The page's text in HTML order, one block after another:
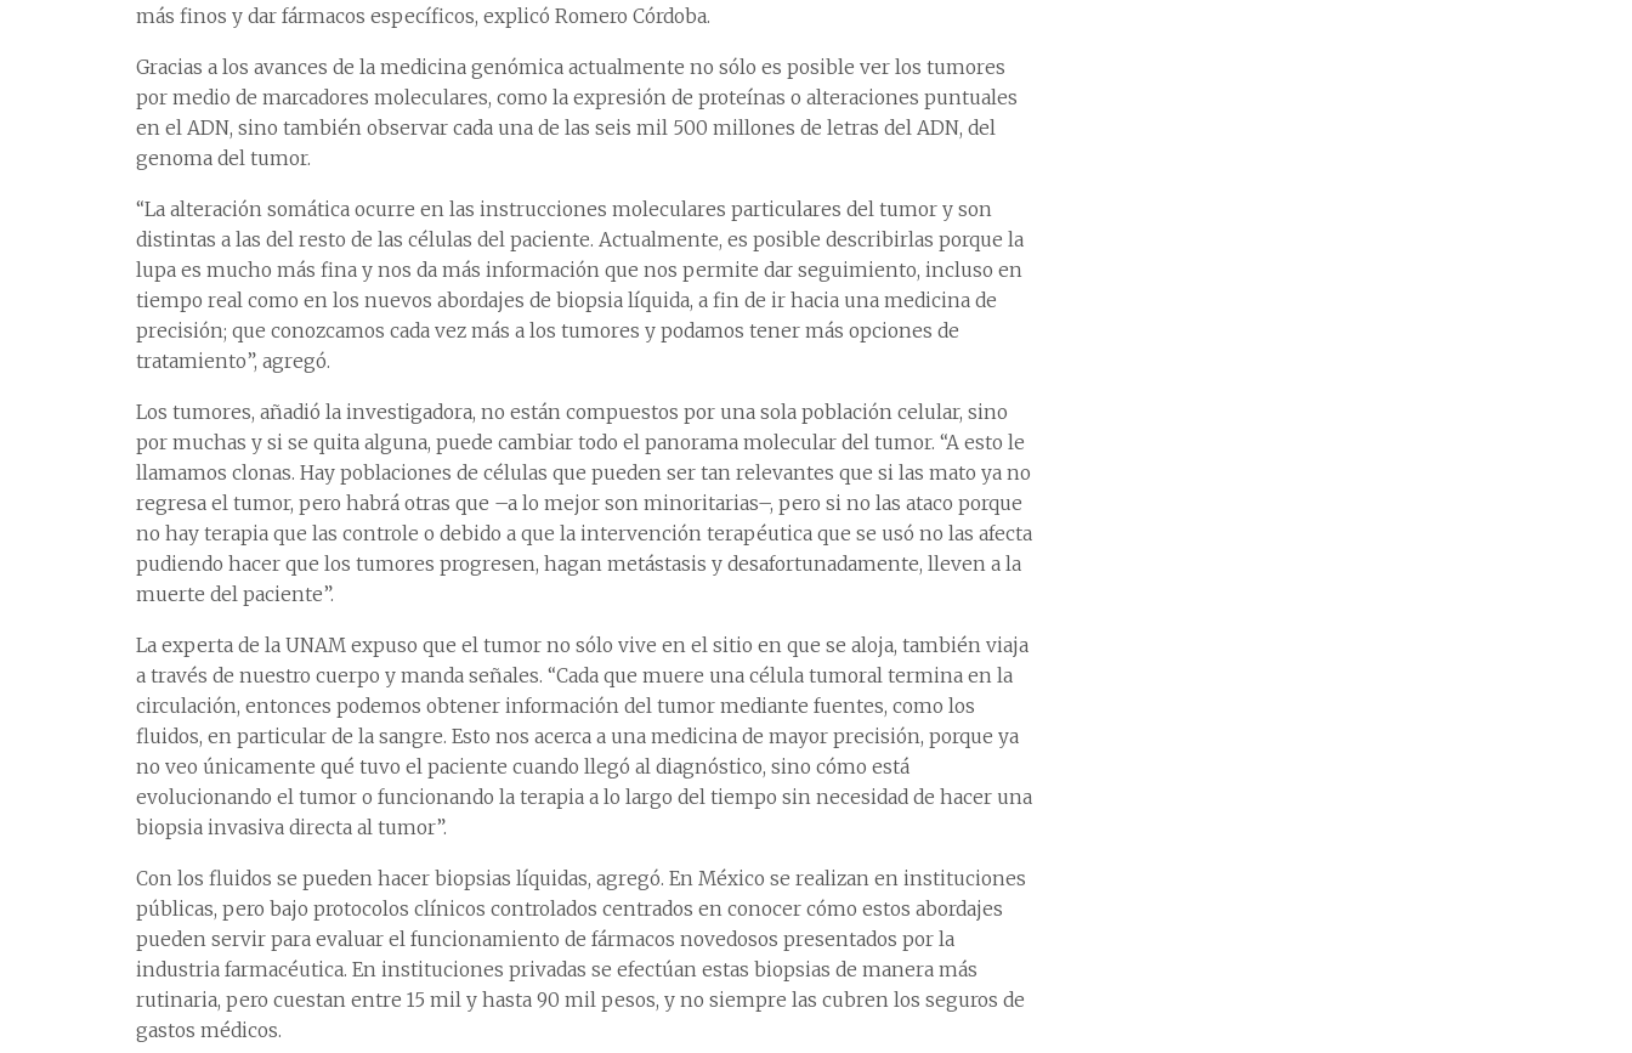
más finos y dar fármacos específicos, explicó Romero Córdoba.
Gracias a los avances de la medicina genómica actualmente no sólo es posible ver los tumores
por medio de marcadores moleculares, como la expresión de proteínas o alteraciones puntuales
en el ADN, sino también observar cada una de las seis mil 500 millones de letras del ADN, del
genoma del tumor.
“La alteración somática ocurre en las instrucciones moleculares particulares del tumor y son
distintas a las del resto de las células del paciente. Actualmente, es posible describirlas porque la
lupa es mucho más fina y nos da más información que nos permite dar seguimiento, incluso en
tiempo real como en los nuevos abordajes de biopsia líquida, a fin de ir hacia una medicina de
precisión; que conozcamos cada vez más a los tumores y podamos tener más opciones de
tratamiento”, agregó.
Los tumores, añadió la investigadora, no están compuestos por una sola población celular, sino
por muchas y si se quita alguna, puede cambiar todo el panorama molecular del tumor. “A esto le
llamamos clonas. Hay poblaciones de células que pueden ser tan relevantes que si las mato ya no
regresa el tumor, pero habrá otras que –a lo mejor son minoritarias–, pero si no las ataco porque
no hay terapia que las controle o debido a que la intervención terapéutica que se usó no las afecta
pudiendo hacer que los tumores progresen, hagan metástasis y desafortunadamente, lleven a la
muerte del paciente”.
La experta de la UNAM expuso que el tumor no sólo vive en el sitio en que se aloja, también viaja
a través de nuestro cuerpo y manda señales. “Cada que muere una célula tumoral termina en la
circulación, entonces podemos obtener información del tumor mediante fuentes, como los
fluidos, en particular de la sangre. Esto nos acerca a una medicina de mayor precisión, porque ya
no veo únicamente qué tuvo el paciente cuando llegó al diagnóstico, sino cómo está
evolucionando el tumor o funcionando la terapia a lo largo del tiempo sin necesidad de hacer una
biopsia invasiva directa al tumor”.
Con los fluidos se pueden hacer biopsias líquidas, agregó. En México se realizan en instituciones
públicas, pero bajo protocolos clínicos controlados centrados en conocer cómo estos abordajes
pueden servir para evaluar el funcionamiento de fármacos novedosos presentados por la
industria farmacéutica. En instituciones privadas se efectúan estas biopsias de manera más
rutinaria, pero cuestan entre 15 mil y hasta 90 mil pesos, y no siempre las cubren los seguros de
gastos médicos.